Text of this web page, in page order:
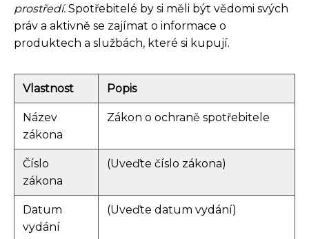
prostředí.Spotřebitelé by si měli být vědomi svých
práv a aktivně se zajímat o informace o
produktech a službách, které si kupují.
Vlastnost Popis
Název
zákona
Zákon o ochraně spotřebitele
Číslo
zákona
(Uveďte číslo zákona)
Datum
vydání
(Uveďte datum vydání)